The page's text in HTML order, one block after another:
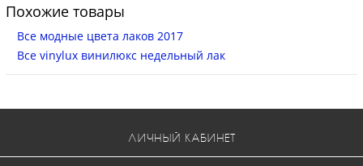
Похожие товары
Все модные цвета лаков 2017
Все vinylux винилюкс недельный лак
ЛИЧНЫЙ КАБИНЕТ